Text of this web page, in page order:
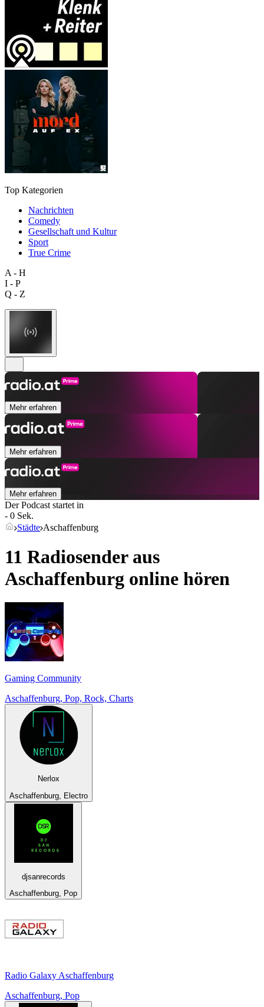
Top Kategorien
Nachrichten
Comedy
Gesellschaft und Kultur
Sport
True Crime
A - H
I - P
Q - Z
Mehr erfahren
Mehr erfahren
Mehr erfahren
Der Podcast startet in
- 0 Sek.
Städte Aschaffenburg
11 Radiosender aus
Aschaffenburg online hören
Gaming Community
Aschaffenburg, Pop, Rock, Charts
Nerlox
Aschaffenburg, Electro
djsanrecords
Aschaffenburg, Pop
Radio Galaxy Aschaffenburg
Aschaffenburg, Pop